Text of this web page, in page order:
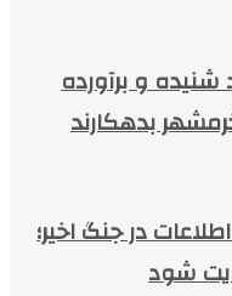
و برآورده
بدهکارند
در جنگ اخیر؛
شود